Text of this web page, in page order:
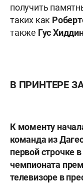
получить
таких как
также Гус
В ПРИНТЕРЕ
К моменту
команда из
первой строчке
чемпионата
телевизоре в